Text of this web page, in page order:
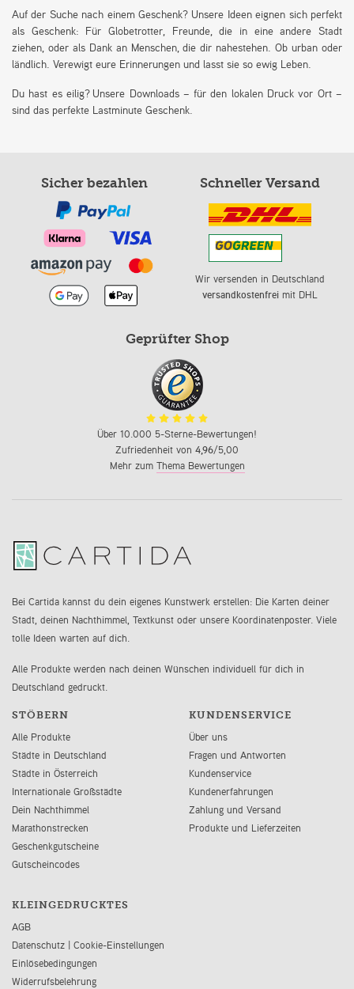
Auf der Suche nach einem Geschenk? Unsere Ideen eignen sich perfekt
als Geschenk: Für Globetrotter, Freunde, die in eine andere Stadt
ziehen, oder als Dank an Menschen, die dir nahestehen. Ob urban oder
ländlich. Verewigt eure Erinnerungen und lasst sie so ewig Leben.
Du hast es eilig? Unsere Downloads – für den lokalen Druck vor Ort –
sind das perfekte Lastminute Geschenk.
Sicher bezahlen Schneller Versand
Wir versenden in Deutschland
versandkostenfreimit DHL
Geprüfter Shop
Über 10.000 5-Sterne-Bewertungen!
Zufriedenheit von 4,96/5,00
Mehr zum Thema Bewertungen
Bei Cartida kannst du dein eigenes Kunstwerk erstellen: Die Karten deiner
Stadt, deinen Nachthimmel, Textkunst oder unsere Koordinatenposter. Viele
tolle Ideen warten auf dich.
Alle Produkte werden nach deinen Wünschen individuell für dich in
Deutschland gedruckt.
STÖBERN
Alle Produkte
Städte in Deutschland
Städte in Österreich
Internationale Großstädte
Dein Nachthimmel
Marathonstrecken
Geschenkgutscheine
Gutscheincodes
KUNDENSERVICE
Über uns
Fragen und Antworten
Kundenservice
Kundenerfahrungen
Zahlung und Versand
Produkte und Lieferzeiten
KLEINGEDRUCKTES
AGB
Datenschutz | Cookie-Einstellungen
Einlösebedingungen
Widerrufsbelehrung